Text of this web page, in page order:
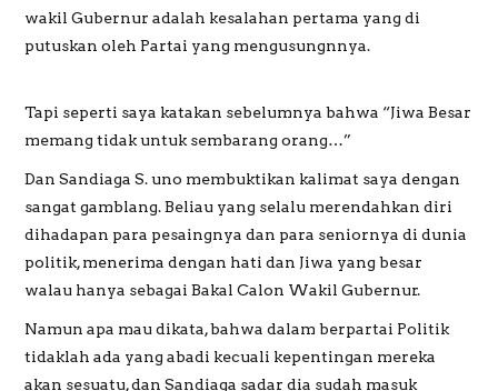
wakil Gubernur adalah kesalahan pertama yang di
putuskan oleh Partai yang mengusungnnya.
Tapi seperti saya katakan sebelumnya bahwa “Jiwa Besar
memang tidak untuk sembarang orang…”
Dan Sandiaga S. uno membuktikan kalimat saya dengan
sangat gamblang. Beliau yang selalu merendahkan diri
dihadapan para pesaingnya dan para seniornya di dunia
politik, menerima dengan hati dan Jiwa yang besar
walau hanya sebagai Bakal Calon Wakil Gubernur.
Namun apa mau dikata, bahwa dalam berpartai Politik
tidaklah ada yang abadi kecuali kepentingan mereka
akan sesuatu, dan Sandiaga sadar dia sudah masuk